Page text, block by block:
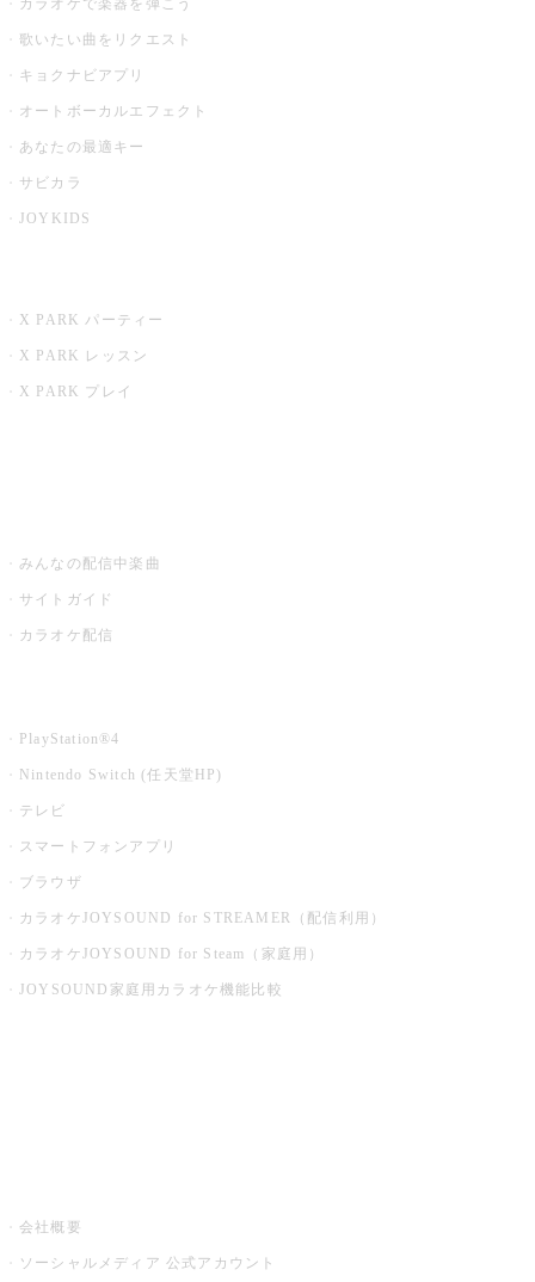
カラオケで楽器を弾こう
歌いたい曲をリクエスト
キョクナビアプリ
オートボーカルエフェクト
あなたの最適キー
サビカラ
JOYKIDS
X PARK パーティー
X PARK レッスン
X PARK プレイ
みんなの配信中楽曲
サイトガイド
カラオケ配信
PlayStation®4
Nintendo Switch (任天堂HP)
テレビ
スマートフォンアプリ
ブラウザ
カラオケJOYSOUND for STREAMER（配信利用）
カラオケJOYSOUND for Steam（家庭用）
JOYSOUND家庭用カラオケ機能比較
会社概要
ソーシャルメディア 公式アカウント